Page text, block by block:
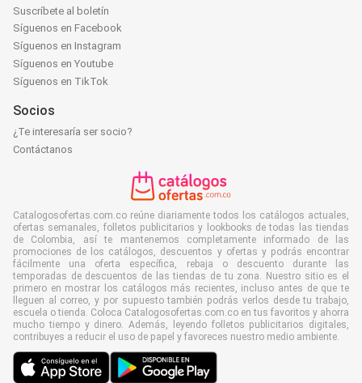
Suscríbete al boletín
Síguenos en Facebook
Síguenos en Instagram
Síguenos en Youtube
Síguenos en TikTok
Socios
¿Te interesaría ser socio?
Contáctanos
Catalogosofertas.com.co reúne diariamente todos los catálogos actuales,
ofertas semanales, folletos publicitarios y lookbooks de todas las tiendas
de Colombia, así te mantenemos completamente informado de las
promociones de los catálogos, descuentos y ofertas y podrás encontrar
fácilmente una oferta específica, rebaja o descuento durante las
temporadas de descuentos de las tiendas de tu zona. Nuestro sitio es el
primero en mostrar los catálogos más recientes, incluso antes de que te
lleguen al correo, y por supuesto también podrás verlos desde tu trabajo,
escuela o tienda. Coloca Catalogosofertas.com.co en tus favoritos y ahorra
mucho tiempo y dinero. Además, leyendo folletos publicitarios digitales,
contribuyes a reducir el uso de papel y favoreces nuestro medio ambiente.